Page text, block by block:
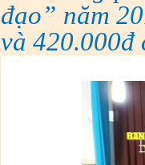
đạo” năm
và 420.000đ